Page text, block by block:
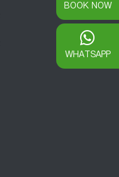
BOOK NOW
WHATSAPP